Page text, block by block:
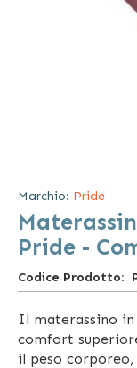
galleria
di
immagini
Marchio: Pride
Pride -
Codice Prodotto
Il materassino
comfort
il peso